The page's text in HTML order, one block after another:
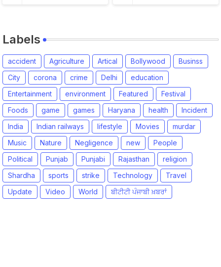
Labels
accident Agriculture Artical Bollywood
Businss
City
corona crime Delhi
education
Entertainment
environment Featured
Festival
Foods
game games Haryana health
Incident
India
Indian railways lifestyle Movies
murdar
Music
Nature Negligence new
People
Political
Punjab Punjabi Rajasthan
religion
Shardha
sports strike Technology
Travel
Update
Video World ਬੀਟੀਟੀ ਪੰਜਾਬੀ ਖ਼ਬਰਾਂ